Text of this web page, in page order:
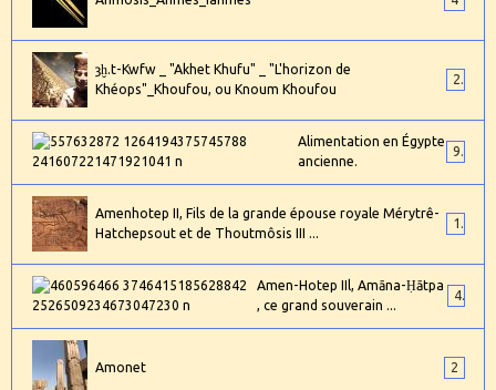
ȝḫ.t-Kwfw _ "Akhet Khufu" _ "L'horizon de
Khéops"_Khoufou, ou Knoum Khoufou
2
Alimentation en Égypte
ancienne.
9
Amenhotep II, Fils de la grande épouse royale Mérytrê-
Hatchepsout et de Thoutmôsis III ...
1
Amen-Hotep IIl, Amāna-Ḥātpa
, ce grand souverain ...
4
Amonet 2